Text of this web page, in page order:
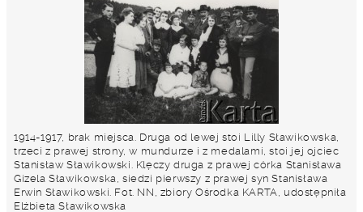
1914-1917, brak miejsca. Druga od lewej stoi Lilly Sławikowska,
trzeci z prawej strony, w mundurze i z medalami, stoi jej ojciec
Stanisław Sławikowski. Klęczy druga z prawej córka Stanisława
Gizela Sławikowska, siedzi pierwszy z prawej syn Stanisława
Erwin Sławikowski. Fot. NN, zbiory Ośrodka KARTA, udostępniła
Elżbieta Sławikowska